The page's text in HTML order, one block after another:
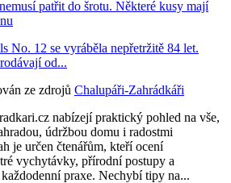
patřit do šrotu. Některé kusy mají
No. 12 se vyráběla nepřetržitě 84 let.
od...
ze zdrojů Chalupáři-Zahrádkáři
nabízejí praktický pohled na vše,
údržbou domu i radostmi
je určen čtenářům, kteří ocení
vychytávky, přírodní postupy a
praxe. Nechybí tipy na...